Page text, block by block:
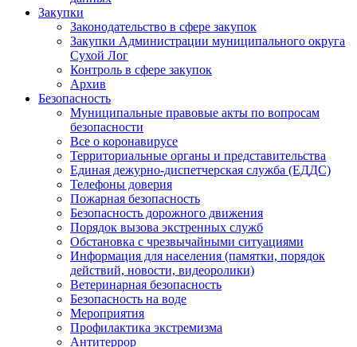
Закупки
Законодательство в сфере закупок
Закупки Администрации муниципального округа
Сухой Лог
Контроль в сфере закупок
Архив
Безопасность
Муниципальные правовые акты по вопросам
безопасности
Все о коронавирусе
Территориальные органы и представительства
Единая дежурно-диспетчерская служба (ЕДДС)
Телефоны доверия
Пожарная безопасность
Безопасность дорожного движения
Порядок вызова экстренных служб
Обстановка с чрезвычайными ситуациями
Информация для населения (памятки, порядок
действий, новости, видеоролики)
Ветеринарная безопасность
Безопасность на воде
Мероприятия
Профилактика экстремизма
Антитеррор